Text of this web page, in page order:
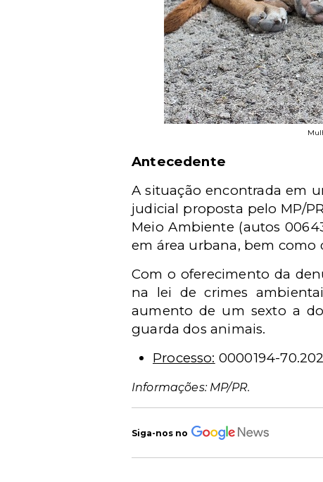
Antecedente
A situação encontrada em
judicial proposta pelo MP/
Meio Ambiente (autos
em área urbana, bem como
Com o oferecimento da
na lei de crimes
aumento de um sexto a
guarda dos animais.
Processo: 0000194-
Informações: MP/PR.
Siga-nos no